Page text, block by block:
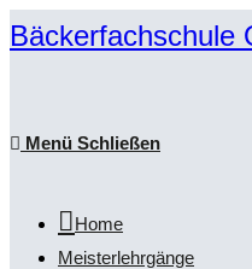
Zum
Bäckerfachschule
Menü Schließen
Home
Meisterlehrgänge